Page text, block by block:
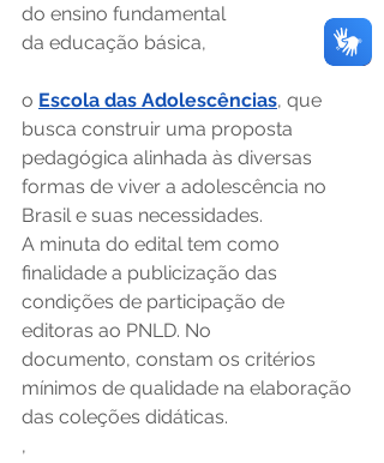
do ensino fundamental
da educação básica,
o Escola das Adolescências, que
busca construir uma proposta
pedagógica alinhada às diversas
formas de viver a adolescência no
Brasil e suas necessidades.
A minuta do edital tem como
finalidade a publicização das
condições de participação de
editoras ao PNLD. No
documento, constam os critérios
mínimos de qualidade na elaboração
das coleções didáticas.
,